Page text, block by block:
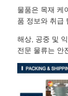
물품은 목재 케
품 정보와 취급
해상, 공중 및
전문 물류는 안